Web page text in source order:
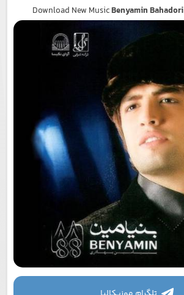
Download New MusicBenyamin Bahadori